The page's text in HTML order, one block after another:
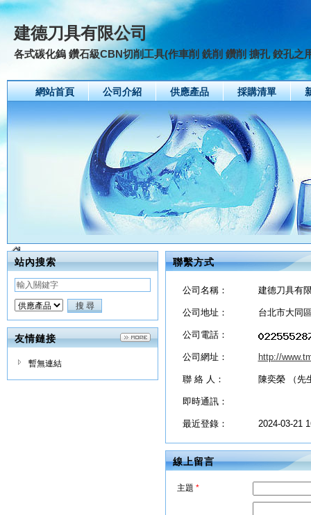
建德刀具有限公司
各式碳化鎢 鑽石級CBN切削工具(作車削 銑削 鑽削 搪孔 鉸孔
網站首頁 公司介紹 供應產品 採購清單
站內搜索
友情鏈接
暫無連結
聯繫方式
公司名稱： 建德刀具有
公司地址： 台北市大同
公司電話：
公司網址： http://
聯 絡 人： 陳奕榮 （先
即時通訊：
最近登錄： 2024-03-21
線上留言